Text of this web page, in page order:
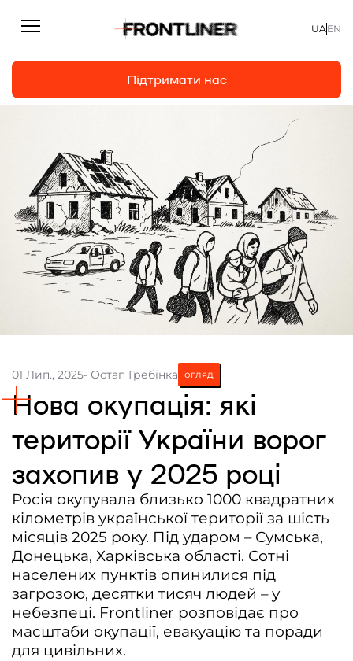
Статті
Інтерв’ю
Особисто
На часі
Про нас
Контакти
Співпраця
Медіакіт
Партнери проєкту та подяка
Редакційна політика | Копірайт
Документи
UAEN
Підтримати нас
01 Лип., 2025- Остап Гребінка огляд
Нова окупація: які
території України ворог
захопив у 2025 році
Росія окупувала близько 1000 квадратних
кілометрів української території за шість
місяців 2025 року. Під ударом – Сумська,
Донецька, Харківська області. Сотні
населених пунктів опинилися під
загрозою, десятки тисяч людей – у
небезпеці. Frontliner розповідає про
масштаби окупації, евакуацію та поради
для цивільних.